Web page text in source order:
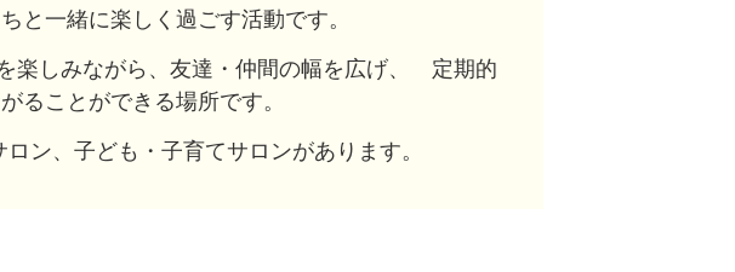
と一緒に楽しく過ごす活動です。
楽しみながら、友達・仲間の幅を広げ、 定期的
ることができる場所です。
ロン、子ども・子育てサロンがあります。